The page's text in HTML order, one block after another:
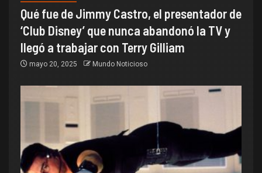
Qué fue de Jimmy Castro, el presentador de
‘Club Disney’ que nunca abandonó la TV y
llegó a trabajar con Terry Gilliam
mayo 20, 2025 Mundo Noticioso